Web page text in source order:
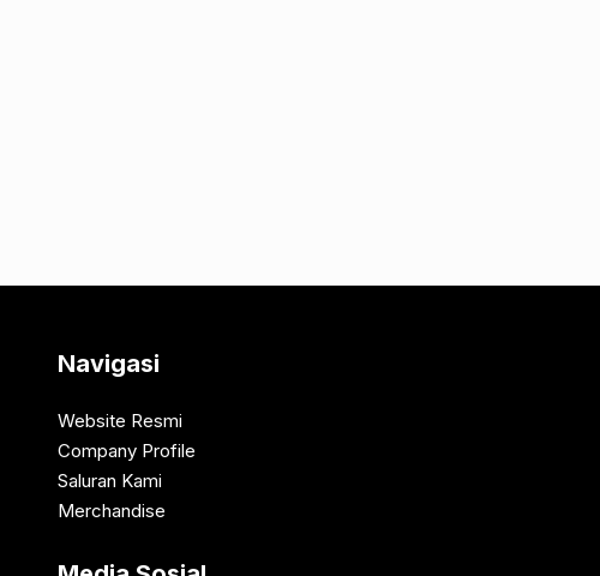
Navigasi
Website Resmi
Company Profile
Saluran Kami
Merchandise